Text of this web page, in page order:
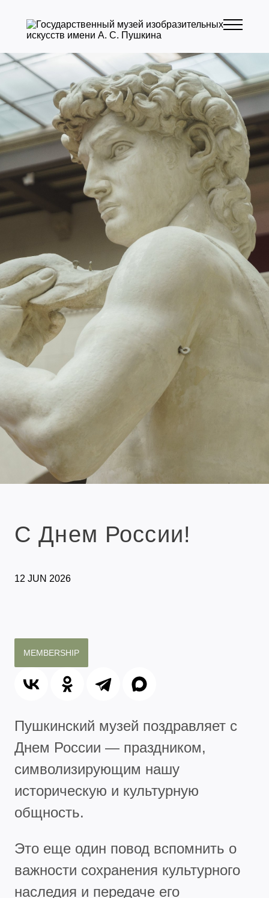
С Днем России!
12 JUN 2026
MEMBERSHIP
Пушкинский музей поздравляет с
Днем России — праздником,
символизирующим нашу
историческую и культурную
общность.
Это еще один повод вспомнить о
важности сохранения культурного
наследия и передаче его